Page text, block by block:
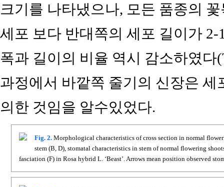
크기를 나타냈으나, 모든 품종의
세포 보다 반대쪽의 세포 길이가
폭과 길이의 비율 역시 감소하였다
과정에서 바깥쪽 줄기의 신장은
의한 것임을 알수있었다.
Fig. 2. Morphological characteristics of cross section in normal
stem (B, D), stomatal characteristics in stem of normal flowering
fasciation (F) in Rosa hybrid L. ‘Beast’. Arrows mean position observed